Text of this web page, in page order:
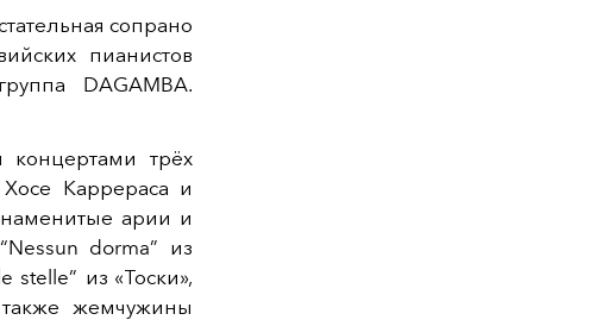
сопрано
пианистов
DAGAMBA.
концертами трёх
Каррераса и
арии и
dorma” из
из «Тоски»,
жемчужины